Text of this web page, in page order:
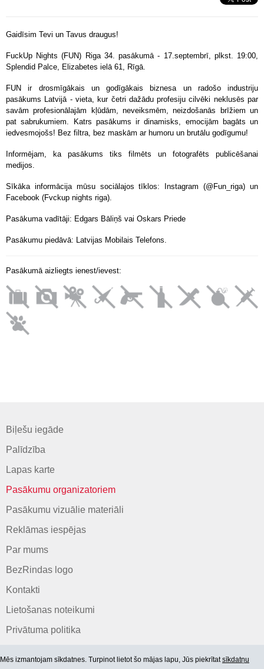
Gaidīsim Tevi un Tavus draugus!
FuckUp Nights (FUN) Riga 34. pasākumā - 17.septembrī, plkst. 19:00,
Splendid Palce, Elizabetes ielā 61, Rīgā.
FUN ir drosmīgākais un godīgākais biznesa un radošo industriju
pasākums Latvijā - vieta, kur četri dažādu profesiju cilvēki neklusēs par
savām profesionālajām kļūdām, neveiksmēm, neizdošanās brīžiem un
pat sabrukumiem. Katrs pasākums ir dinamisks, emocijām bagāts un
iedvesmojošs! Bez filtra, bez maskām ar humoru un brutālu godīgumu!
Informējam, ka pasākums tiks filmēts un fotografēts publicēšanai
medijos.
Sīkāka informācija mūsu sociālajos tīklos: Instagram (@Fun_riga) un
Facebook (Fvckup nights riga).
Pasākuma vadītāji: Edgars Bāliņš vai Oskars Priede
Pasākumu piedāvā: Latvijas Mobilais Telefons.
Pasākumā aizliegts ienest/ievest:
Biļešu iegāde
Palīdzība
Lapas karte
Pasākumu organizatoriem
Pasākumu vizuālie materiāli
Reklāmas iespējas
Par mums
BezRindas logo
Kontakti
Lietošanas noteikumi
Privātuma politika
Mēs izmantojam sīkdatnes. Turpinot lietot šo mājas lapu, Jūs piekrītatsīkdatņu